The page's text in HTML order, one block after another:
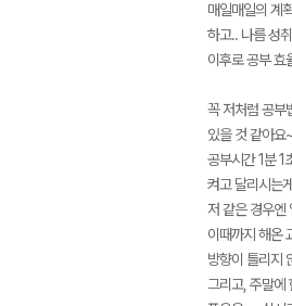
매일매일의 계
하고.. 나름 성
이후로 공부 효
꼭 저처럼 공부
있을 것 같아요
공부시간 1분 1
켜고 달리시는
저 같은 경우엔
이때까지 해온
방향이 틀리지
그리고, 주말에